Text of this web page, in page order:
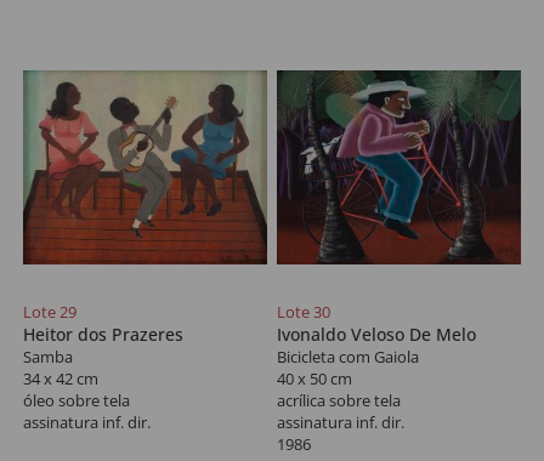
Lote 29
Heitor dos Prazeres
Samba
34 x 42 cm
óleo sobre tela
assinatura inf. dir.
Lote 30
Ivonaldo Veloso De Melo
Bicicleta com Gaiola
40 x 50 cm
acrílica sobre tela
assinatura inf. dir.
1986